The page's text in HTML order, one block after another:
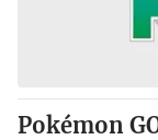
Pokémon